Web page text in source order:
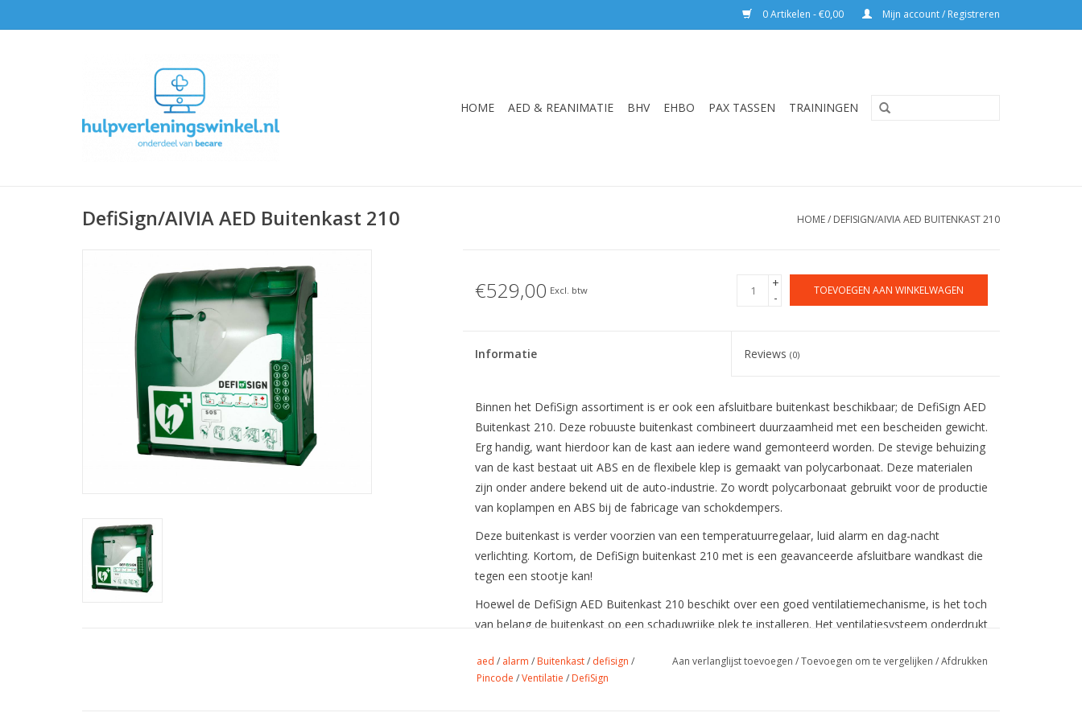
0 Artikelen - €0,00 Mijn account / Registreren
HOME AED & REANIMATIE BHV EHBO PAX TASSEN TRAININGEN
DefiSign/AIVIA AED Buitenkast 210 HOME/ DEFISIGN/AIVIA AED BUITENKAST 210
€529,00 Excl. btw
+
-
TOEVOEGEN AAN WINKELWAGEN
Informatie Reviews(0)
Binnen het DefiSign assortiment is er ook een afsluitbare buitenkast beschikbaar; de DefiSign AED
Buitenkast 210. Deze robuuste buitenkast combineert duurzaamheid met een bescheiden gewicht.
Erg handig, want hierdoor kan de kast aan iedere wand gemonteerd worden. De stevige behuizing
van de kast bestaat uit ABS en de flexibele klep is gemaakt van polycarbonaat. Deze materialen
zijn onder andere bekend uit de auto-industrie. Zo wordt polycarbonaat gebruikt voor de productie
van koplampen en ABS bij de fabricage van schokdempers.
Deze buitenkast is verder voorzien van een temperatuurregelaar, luid alarm en dag-nacht
verlichting. Kortom, de DefiSign buitenkast 210 met is een geavanceerde afsluitbare wandkast die
tegen een stootje kan!
Hoewel de DefiSign AED Buitenkast 210 beschikt over een goed ventilatiemechanisme, is het toch
van belang de buitenkast op een schaduwrijke plek te installeren. Het ventilatiesysteem onderdrukt
directe blootstelling aan te veel zonlicht de houdbaarheid van de batterij(en) aanzienlijk verkort
worden. Ook is het waarschijnlijk dat de gel op de elektroden eerder uitdroogt, waardoor het
aed / alarm / Buitenkast/ defisign /
Pincode /Ventilatie / DefiSign
Aan verlanglijst toevoegen /Toevoegen om te vergelijken /Afdrukken